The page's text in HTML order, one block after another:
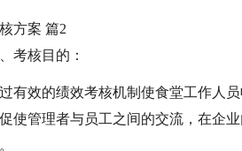
方案 篇2
考核目的：
有效的绩效考核机制使食堂工作人
使管理者与员工之间的交流，在企